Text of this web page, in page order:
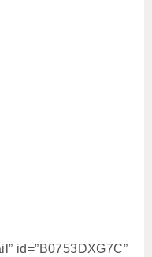
id=”B0753DXG7C”